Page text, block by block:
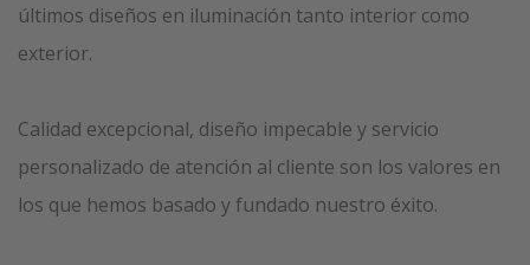
últimos diseños en iluminación tanto interior como
exterior.
Calidad excepcional, diseño impecable y servicio
personalizado de atención al cliente son los valores en
los que hemos basado y fundado nuestro éxito.